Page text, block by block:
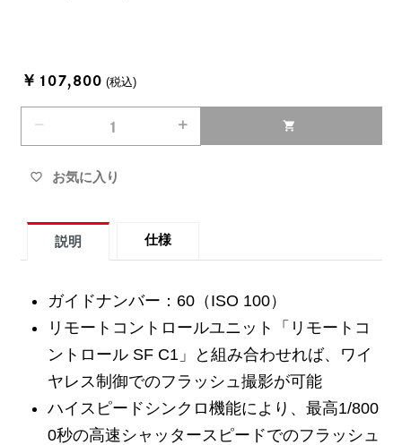
￥107,800 (税込)
remove add shopping_cart
favorite_border お気に入り
説明 仕様
ガイドナンバー：60（ISO 100）
リモートコントロールユニット「リモートコ
ントロール SF C1」と組み合わせれば、ワイ
ヤレス制御でのフラッシュ撮影が可能
ハイスピードシンクロ機能により、最高1/800
0秒の高速シャッタースピードでのフラッシュ